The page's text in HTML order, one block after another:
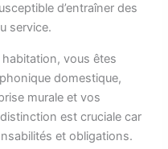
d’entraîner des
service.
habitation, vous êtes
domestique,
murale et vos
est cruciale car
et obligations.